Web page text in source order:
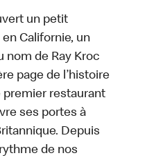
un petit
Californie, un
nom de Ray Kroc
page de l’histoire
premier restaurant
ses portes à
Depuis
de nos